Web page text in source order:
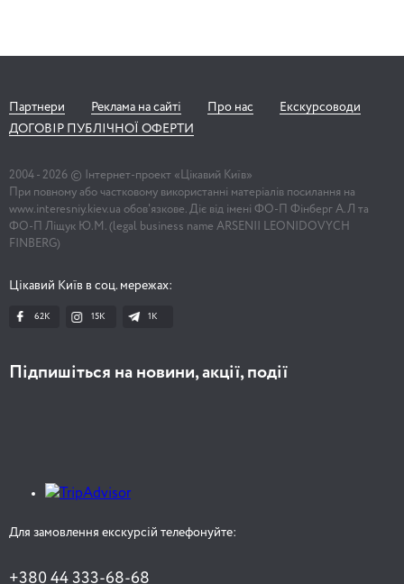
Партнери Реклама на сайті Про нас
Екскурсоводи
ДОГОВІР ПУБЛІЧНОЇ ОФЕРТИ
2004 - 2026 © Інтернет-проект «Цікавий Київ»
При повному або частковому використанні матеріалів посилання на
www.interesniy.kiev.ua обов'язкове. Діє від імені ФО-П Фінберг А.Л та
ФО-П Ліщук Ю.М. (legal business name ARSENII LEONIDOVYCH
FINBERG)
Цікавий Київ в соц. мережах:
62K 15K 1К
Підпишіться на новини, акції, події
Для замовлення екскурсій телефонуйте:
+380 44 333-68-68